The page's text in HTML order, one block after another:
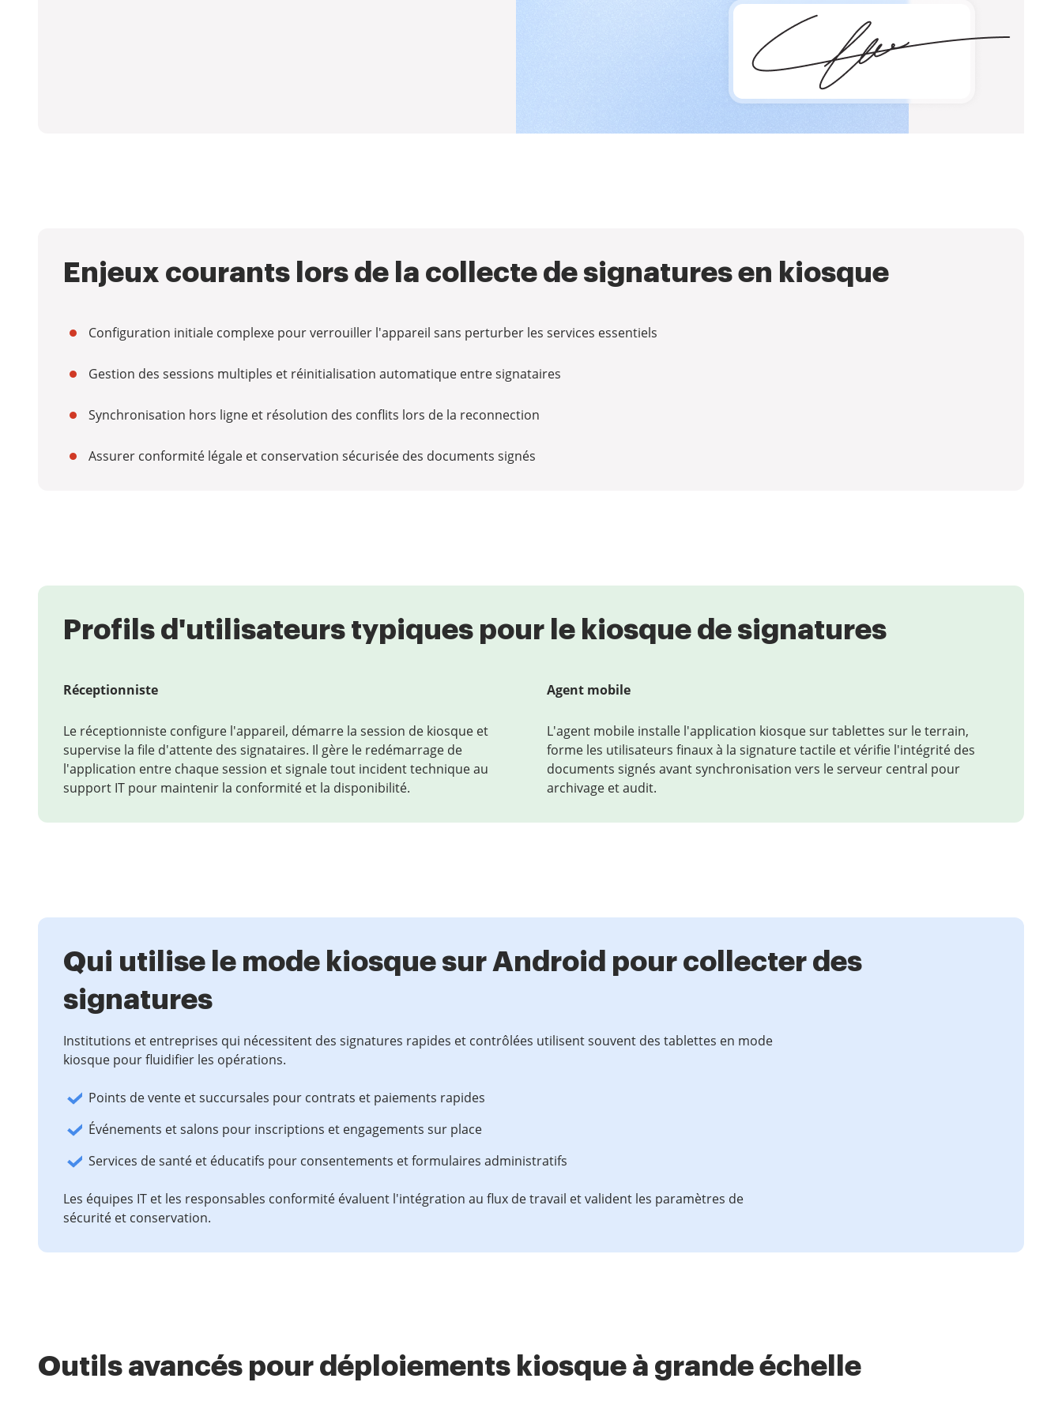
Enjeux courants lors de la collecte de signatures en kiosque
Configuration initiale complexe pour verrouiller l'appareil sans perturber les services essentiels
Gestion des sessions multiples et réinitialisation automatique entre signataires
Synchronisation hors ligne et résolution des conflits lors de la reconnection
Assurer conformité légale et conservation sécurisée des documents signés
Profils d'utilisateurs typiques pour le kiosque de signatures
Réceptionniste
Le réceptionniste configure l'appareil, démarre la session de kiosque et
supervise la file d'attente des signataires. Il gère le redémarrage de
l'application entre chaque session et signale tout incident technique au
support IT pour maintenir la conformité et la disponibilité.
Agent mobile
L'agent mobile installe l'application kiosque sur tablettes sur le terrain,
forme les utilisateurs finaux à la signature tactile et vérifie l'intégrité des
documents signés avant synchronisation vers le serveur central pour
archivage et audit.
Qui utilise le mode kiosque sur Android pour collecter des
signatures
Institutions et entreprises qui nécessitent des signatures rapides et contrôlées utilisent souvent des tablettes en mode
kiosque pour fluidifier les opérations.
Points de vente et succursales pour contrats et paiements rapides
Événements et salons pour inscriptions et engagements sur place
Services de santé et éducatifs pour consentements et formulaires administratifs
Les équipes IT et les responsables conformité évaluent l'intégration au flux de travail et valident les paramètres de
sécurité et conservation.
Outils avancés pour déploiements kiosque à grande échelle